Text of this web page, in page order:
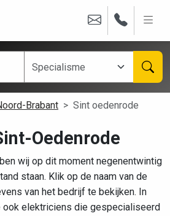
Brabant Sint oedenrode
Oedenrode
wij op dit moment negenentwintig
staan. Klik op de naam van de
van het bedrijf te bekijken. In
ook elektriciens die gespecialiseerd